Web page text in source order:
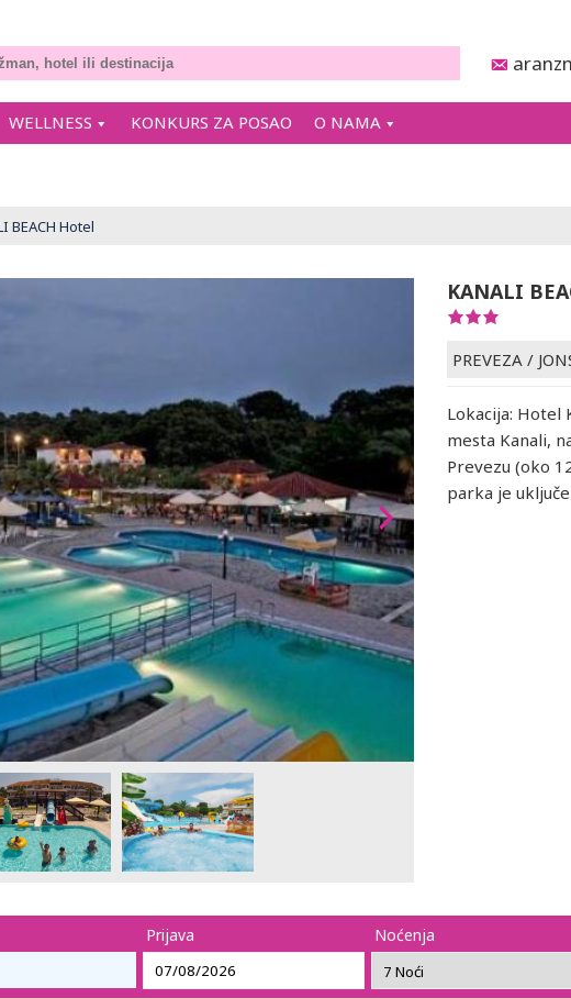
WELLNESS KONKURS ZA POSAO O NAMA
BEACH Hotel
KANALI
PREVEZA /
Lokacija: Hotel
mesta Kanali,
Prevezu (oko
parka je
Prijava Noćenja